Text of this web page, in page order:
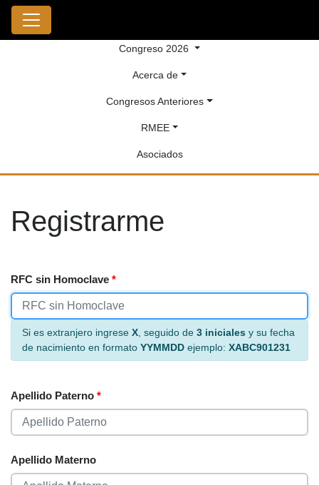
Congreso 2026
Acerca de
Congresos Anteriores
RMEE
Asociados
Registrarme
RFC sin Homoclave *
Si es extranjero ingrese X , seguido de 3 iniciales y su fecha
de nacimiento en formato YYMMDD ejemplo: XABC901231
Apellido Paterno *
Apellido Materno